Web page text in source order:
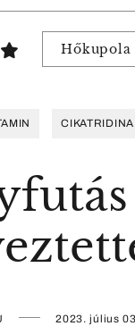
Hőkupola
CIKATRIDINA
2023. július